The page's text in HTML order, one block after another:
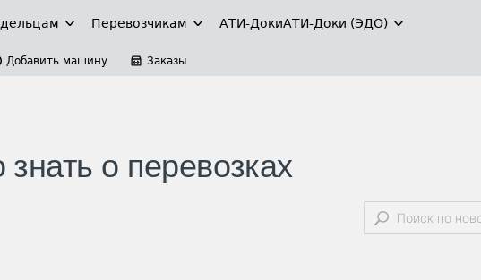
Перевозчикам АТИ-ДокиАТИ-Доки (ЭДО)
Добавить машину Заказы
о перевозках